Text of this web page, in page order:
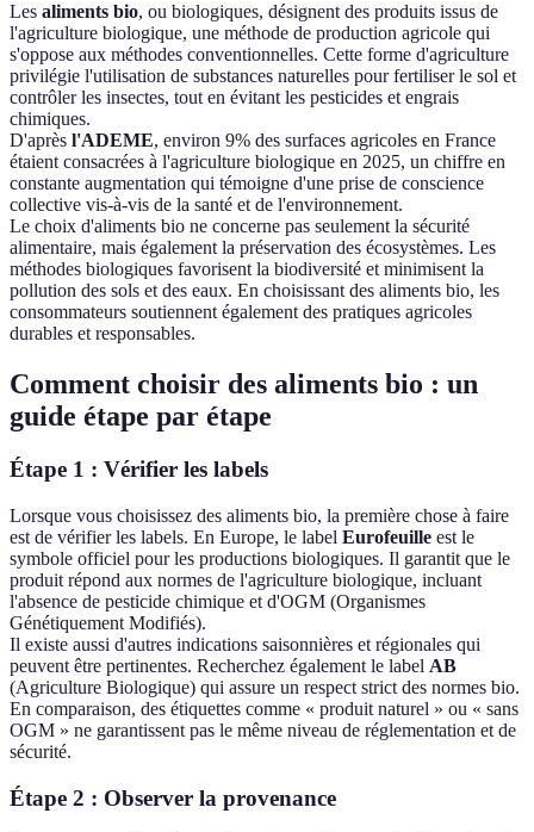
Les aliments bio, ou biologiques, désignent des produits issus de
l'agriculture biologique, une méthode de production agricole qui
s'oppose aux méthodes conventionnelles. Cette forme d'agriculture
privilégie l'utilisation de substances naturelles pour fertiliser le sol et
contrôler les insectes, tout en évitant les pesticides et engrais
chimiques.
D'après l'ADEME, environ 9% des surfaces agricoles en France
étaient consacrées à l'agriculture biologique en 2025, un chiffre en
constante augmentation qui témoigne d'une prise de conscience
collective vis-à-vis de la santé et de l'environnement.
Le choix d'aliments bio ne concerne pas seulement la sécurité
alimentaire, mais également la préservation des écosystèmes. Les
méthodes biologiques favorisent la biodiversité et minimisent la
pollution des sols et des eaux. En choisissant des aliments bio, les
consommateurs soutiennent également des pratiques agricoles
durables et responsables.
Comment choisir des aliments bio : un
guide étape par étape
Étape 1 : Vérifier les labels
Lorsque vous choisissez des aliments bio, la première chose à faire
est de vérifier les labels. En Europe, le label Eurofeuille est le
symbole officiel pour les productions biologiques. Il garantit que le
produit répond aux normes de l'agriculture biologique, incluant
l'absence de pesticide chimique et d'OGM (Organismes
Génétiquement Modifiés).
Il existe aussi d'autres indications saisonnières et régionales qui
peuvent être pertinentes. Recherchez également le label AB
(Agriculture Biologique) qui assure un respect strict des normes bio.
En comparaison, des étiquettes comme « produit naturel » ou « sans
OGM » ne garantissent pas le même niveau de réglementation et de
sécurité.
Étape 2 : Observer la provenance